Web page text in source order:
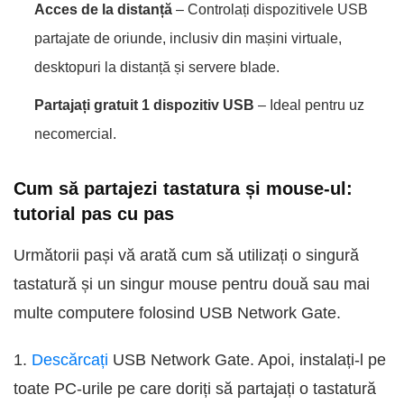
Acces de la distanță – Controlați dispozitivele USB
partajate de oriunde, inclusiv din mașini virtuale,
desktopuri la distanță și servere blade.
Partajați gratuit 1 dispozitiv USB – Ideal pentru uz
necomercial.
Cum să partajezi tastatura și mouse-ul:
tutorial pas cu pas
Următorii pași vă arată cum să utilizați o singură
tastatură și un singur mouse pentru două sau mai
multe computere folosind USB Network Gate.
1. Descărcați USB Network Gate. Apoi, instalați-l pe
toate PC-urile pe care doriți să partajați o tastatură